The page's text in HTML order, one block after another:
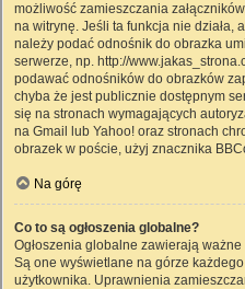
możliwość zamieszczania
na witrynę. Jeśli ta funkcja nie działa,
należy podać odnośnik do obrazka
serwerze, np. http://
podawać odnośników do obrazków
chyba że jest publicznie dostępnym
się na stronach wymagających
na Gmail lub Yahoo! oraz stronach
obrazek w poście, użyj znacznika
Na górę
Co to są ogłoszenia globalne?
Ogłoszenia globalne zawierają
Są one wyświetlane na górze
użytkownika. Uprawnienia